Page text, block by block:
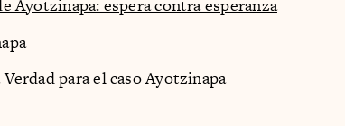
Ayotzinapa: espera contra esperanza
para el caso Ayotzinapa